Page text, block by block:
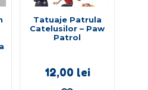
Tatuaje Patrula
Catelusilor – Paw
Patrol
12,00 lei